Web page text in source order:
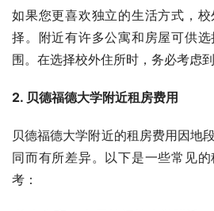
如果您更喜欢独立的生活方式，
择。附近有许多公寓和房屋可供
围。在选择校外住所时，务必考虑
2. 贝德福德大学附近租房费用
贝德福德大学附近的租房费用因地
同而有所差异。以下是一些常见
考：